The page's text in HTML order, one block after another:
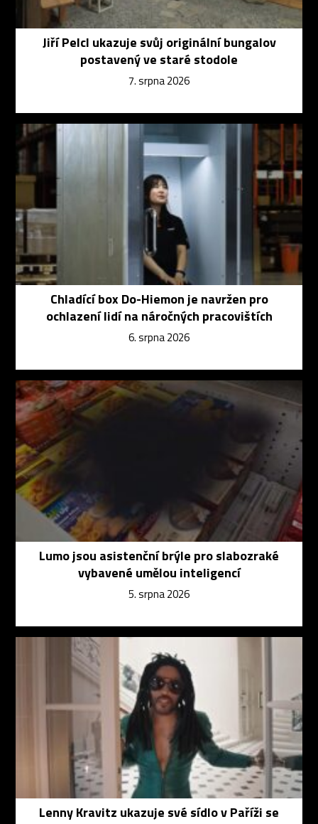
Jiří Pelcl ukazuje svůj originální bungalov
postavený ve staré stodole
7. srpna 2026
Chladící box Do-Hiemon je navržen pro
ochlazení lidí na náročných pracovištích
6. srpna 2026
Lumo jsou asistenční brýle pro slabozraké
vybavené umělou inteligencí
5. srpna 2026
Lenny Kravitz ukazuje své sídlo v Paříži se